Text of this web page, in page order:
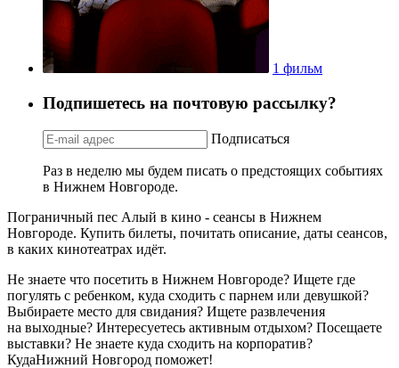
1 фильм
Подпишетесь на почтовую рассылку?
Подписаться
Раз в неделю мы будем писать о предстоящих событиях
в Нижнем Новгороде.
Пограничный пес Алый в кино - сеансы в Нижнем
Новгороде. Купить билеты, почитать описание, даты сеансов,
в каких кинотеатрах идёт.
Не знаете что посетить в Нижнем Новгороде? Ищете где
погулять с ребенком, куда сходить с парнем или девушкой?
Выбираете место для свидания? Ищете развлечения
на выходные? Интересуетесь активным отдыхом? Посещаете
выставки? Не знаете куда сходить на корпоратив?
КудаНижний Новгород поможет!